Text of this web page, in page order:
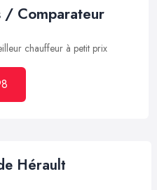
/ Comparateur
chauffeur à petit prix
Hérault